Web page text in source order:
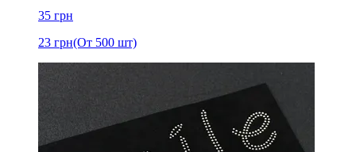
35 грн
23 грн(От 500 шт)